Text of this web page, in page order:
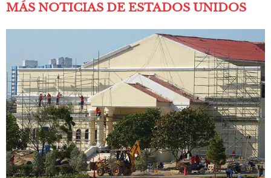
MÁS NOTICIAS DE ESTADOS UNIDOS